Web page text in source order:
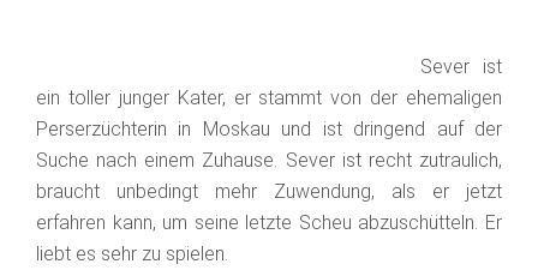
Sever ist
ein toller junger Kater, er stammt von der ehemaligen
Perserzüchterin in Moskau und ist dringend auf der
Suche nach einem Zuhause. Sever ist recht zutraulich,
braucht unbedingt mehr Zuwendung, als er jetzt
erfahren kann, um seine letzte Scheu abzuschütteln. Er
liebt es sehr zu spielen.